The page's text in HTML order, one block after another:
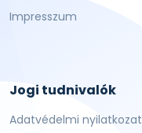
Impresszum
Jogi tudnivalók
Adatvédelmi nyilatkozat